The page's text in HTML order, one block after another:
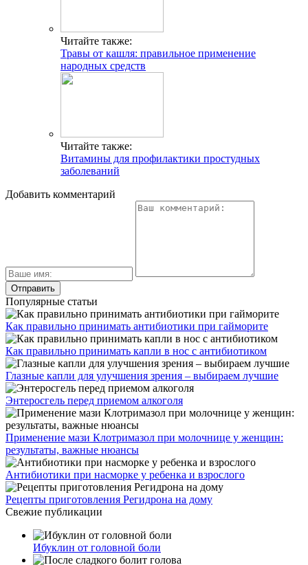
Читайте также:
Травы от кашля: правильное применение
народных средств
Читайте также:
Витамины для профилактики простудных
заболеваний
Добавить комментарий
Популярные статьи
Как правильно принимать антибиотики при гайморите
Как правильно принимать капли в нос с антибиотиком
Глазные капли для улучшения зрения – выбираем лучшие
Энтеросгель перед приемом алкоголя
Применение мази Клотримазол при молочнице у женщин:
результаты, важные нюансы
Антибиотики при насморке у ребенка и взрослого
Рецепты приготовления Регидрона на дому
Свежие публикации
Ибуклин от головной боли